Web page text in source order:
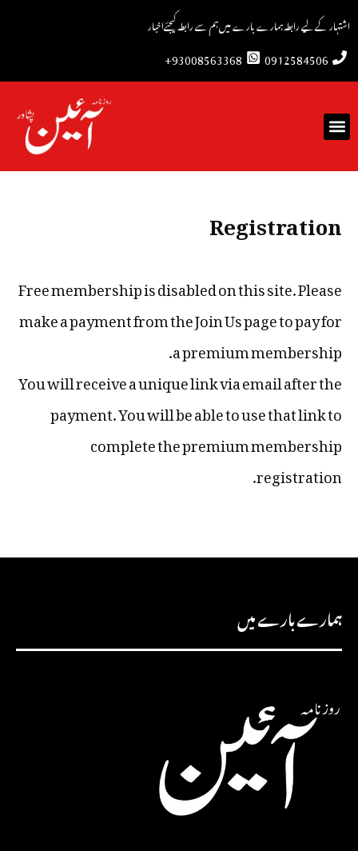
اشتہار کے لیے رابطہہمارے بارے میںہم سے رابطہ کیجئےاخبار
0912584506
93008563368+
Registration
Free membership is disabled on this site. Please
make a payment from theJoin Uspage to pay for
a premium membership.
You will receive a unique link via email after the
payment. You will be able to use that link to
complete the premium membership
registration.
ہمارے بارے میں